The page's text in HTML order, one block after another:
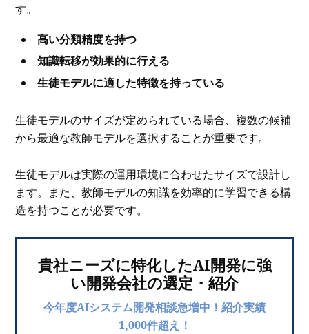
す。
高い分類精度を持つ
知識転移が効果的に行える
生徒モデルに適した特徴を持っている
生徒モデルのサイズが定められている場合、複数の候補
から最適な教師モデルを選択することが重要です。
生徒モデルは実際の運用環境に合わせたサイズで設計し
ます。また、教師モデルの知識を効率的に学習できる構
造を持つことが必要です。
貴社ニーズに特化したAI開発に強
い開発会社の選定・紹介
今年度AIシステム開発相談急増中！紹介実績
1,000件超え！